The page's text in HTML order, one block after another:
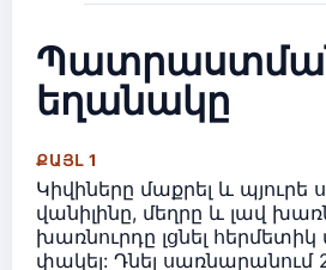
եղանակը
ՔԱՅԼ 1
Կիվիները մաքրել և պյուրե
վանիլինը, մեղրը և լավ
խառնուրդը լցնել
փակել: Դնել սառնարանում